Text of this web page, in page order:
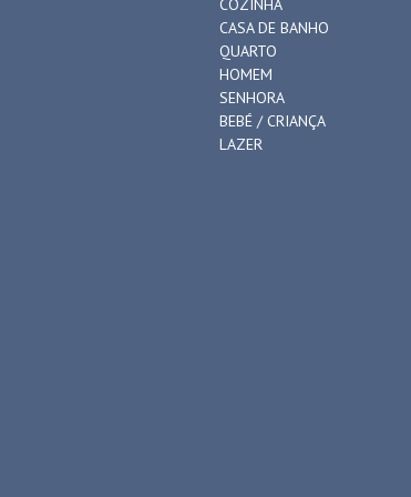
COZINHA
CASA DE BANHO
QUARTO
HOMEM
SENHORA
BEBÉ / CRIANÇA
LAZER